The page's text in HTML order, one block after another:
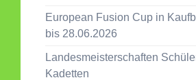
European Fusion Cup in
bis 28.06.2026
Landesmeisterschaften
Kadetten